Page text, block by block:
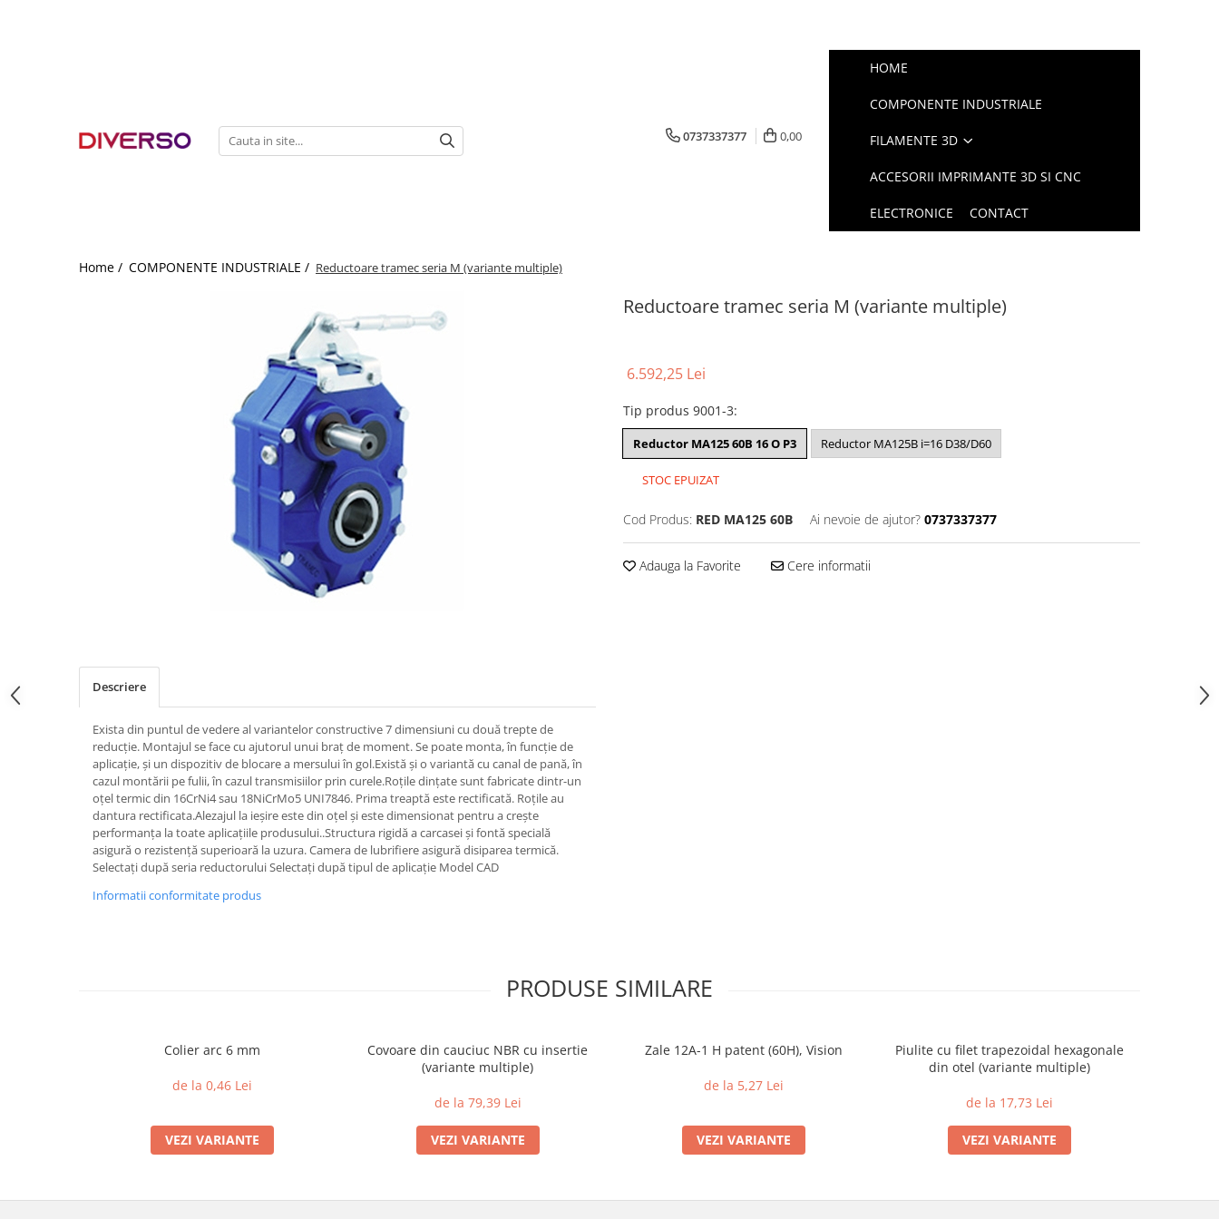
0737337377 0,00
HOME
COMPONENTE INDUSTRIALE
FILAMENTE 3D
ACCESORII IMPRIMANTE 3D SI CNC
ELECTRONICE CONTACT
Home / COMPONENTE INDUSTRIALE / Reductoare tramec seria M (variante multiple)
Reductoare tramec seria M (variante multiple)
6.592,25 Lei
Tip produs 9001-3:
Reductor MA125 60B 16 O P3 Reductor MA125B i=16 D38/D60
STOC EPUIZAT
Cod Produs: RED MA125 60B Ai nevoie de ajutor? 0737337377
Adauga la Favorite Cere informatii
Descriere
Exista din puntul de vedere al variantelor constructive 7 dimensiuni cu două trepte de
reducție. Montajul se face cu ajutorul unui braț de moment. Se poate monta, în funcție de
aplicație, și un dispozitiv de blocare a mersului în gol.Există și o variantă cu canal de pană, în
cazul montării pe fulii, în cazul transmisiilor prin curele.Roțile dințate sunt fabricate dintr-un
oțel termic din 16CrNi4 sau 18NiCrMo5 UNI7846. Prima treaptă este rectificată. Roțile au
dantura rectificata.Alezajul la ieșire este din oțel și este dimensionat pentru a crește
performanța la toate aplicațiile produsului..Structura rigidă a carcasei și fontă specială
asigură o rezistență superioară la uzura. Camera de lubrifiere asigură disiparea termică.
Selectați după seria reductorului Selectați după tipul de aplicație Model CAD
Informatii conformitate produs
PRODUSE SIMILARE
Colier arc 6 mm
de la 0,46 Lei
VEZI VARIANTE
Covoare din cauciuc NBR cu insertie
(variante multiple)
de la 79,39 Lei
VEZI VARIANTE
Zale 12A-1 H patent (60H), Vision
de la 5,27 Lei
VEZI VARIANTE
Piulite cu filet trapezoidal hexagonale
din otel (variante multiple)
de la 17,73 Lei
VEZI VARIANTE